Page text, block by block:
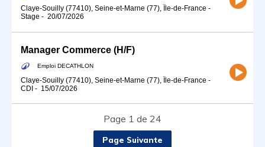
Claye-Souilly (77410), Seine-et-Marne (77), Île-de-France -
Stage - 20/07/2026
Manager Commerce (H/F)
Emploi DECATHLON
Claye-Souilly (77410), Seine-et-Marne (77), Île-de-France -
CDI - 15/07/2026
Page 1 de 24
Page Suivante